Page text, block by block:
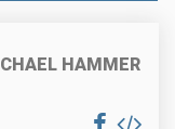
HAMMER